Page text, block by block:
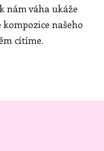
nám váha ukáže
našeho
cítíme.